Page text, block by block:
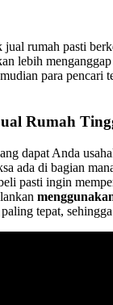
jual rumah pasti
lebih
para pencari
Rumah
dapat Anda
ada di bagian
pasti ingin
tepat,